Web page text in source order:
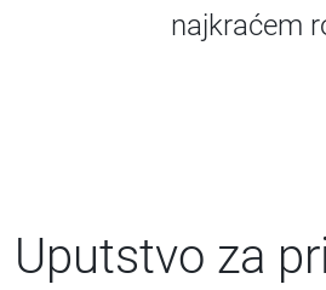
najkraćem
Uputstvo za